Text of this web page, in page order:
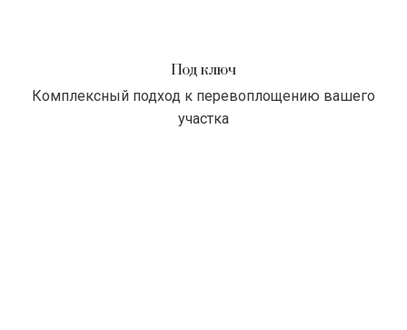
Под ключ
Комплексный подход к перевоплощению вашего
участка